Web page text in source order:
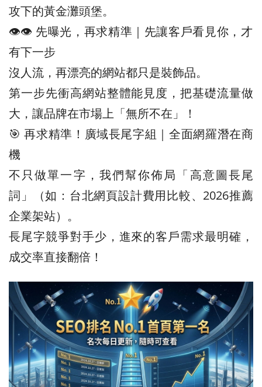
攻下的黃金灘頭堡。
👁️‍👁️‍ 先曝光，再求精準｜先讓客戶看見你，才
有下一步
沒人流，再漂亮的網站都只是裝飾品。
第一步先衝高網站整體能見度，把基礎流量做
大，讓品牌在市場上「無所不在」！
🎯 再求精準！廣域長尾字組｜全面網羅潛在商
機
不只做單一字，我們幫你佈局「高意圖長尾
詞」（如：台北網頁設計費用比較、2026推薦
企業架站）。
長尾字競爭對手少，進來的客戶需求最明確，
成交率直接翻倍！